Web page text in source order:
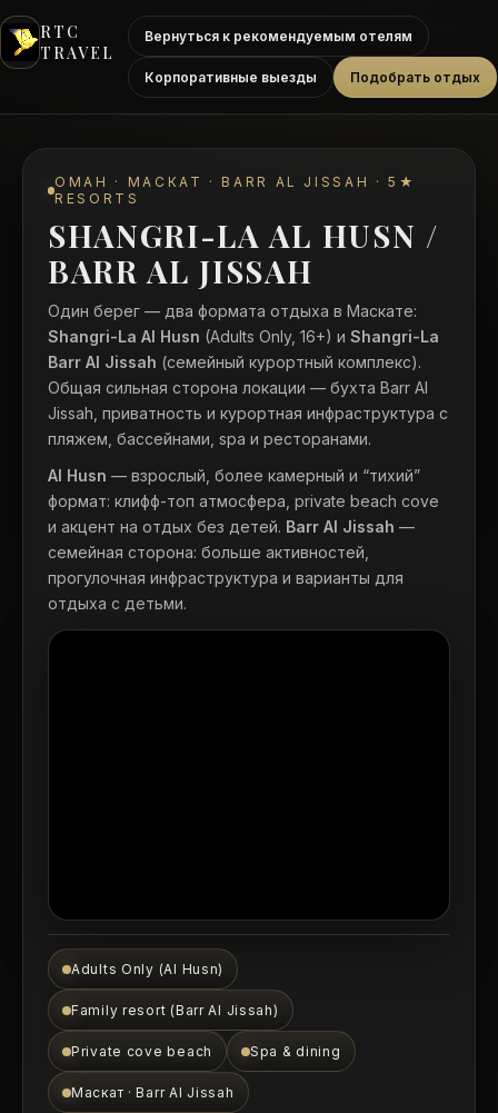
RTC
TRAVEL
Вернуться к рекомендуемым отелям
Корпоративные выезды Подобрать отдых
ОМАН · МАСКАТ · BARR AL JISSAH · 5★
RESORTS
SHANGRI-LA AL HUSN /
BARR AL JISSAH
Один берег — два формата отдыха в Маскате:
Shangri-La Al Husn (Adults Only, 16+) и Shangri-La
Barr Al Jissah (семейный курортный комплекс).
Общая сильная сторона локации — бухта Barr Al
Jissah, приватность и курортная инфраструктура с
пляжем, бассейнами, spa и ресторанами.
Al Husn — взрослый, более камерный и “тихий”
формат: клифф-топ атмосфера, private beach cove
и акцент на отдых без детей. Barr Al Jissah —
семейная сторона: больше активностей,
прогулочная инфраструктура и варианты для
отдыха с детьми.
Adults Only (Al Husn)
Family resort (Barr Al Jissah)
Private cove beach Spa & dining
Маскат · Barr Al Jissah